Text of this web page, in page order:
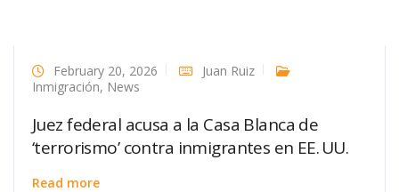
February 20, 2026
Juan Ruiz
Inmigración, News
Juez federal acusa a la Casa Blanca de
‘terrorismo’ contra inmigrantes en EE. UU.
Read more